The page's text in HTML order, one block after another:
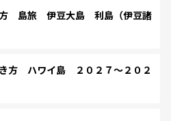
島旅 伊豆大島 利島（伊豆諸
方 ハワイ島 ２０２７～２０２